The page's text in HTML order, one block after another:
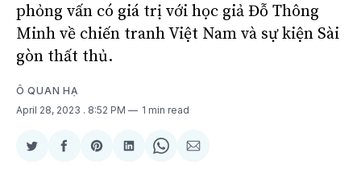
phỏng vấn có giá trị với học giả Đỗ Thông
Minh về chiến tranh Việt Nam và sự kiện Sài
gòn thất thủ.
Ô QUAN HẠ
April 28, 2023 . 8:52 PM 1 min read
ShareShareShareShareShareShare